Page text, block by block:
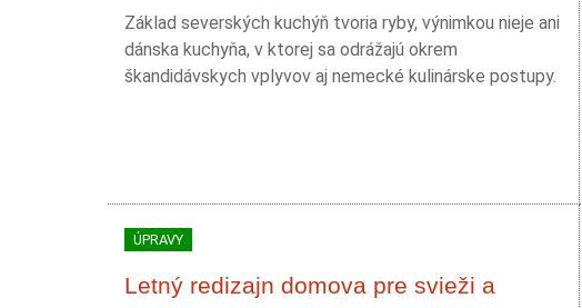
Základ severských kuchýň tvoria ryby, výnimkou nieje ani
dánska kuchyňa, v ktorej sa odrážajú okrem
škandidávskych vplyvov aj nemecké kulinárske postupy.
ÚPRAVY
Letný redizajn domova pre svieži a